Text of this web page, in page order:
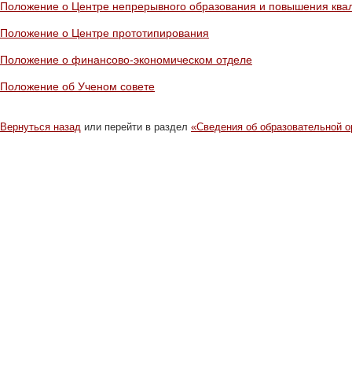
Положение о Центре непрерывного образования и повышения
Положение о Центре прототипирования
Положение о финансово-экономическом отделе
Положение об Ученом совете
Вернуться назад или перейти в раздел «Сведения об образовательной